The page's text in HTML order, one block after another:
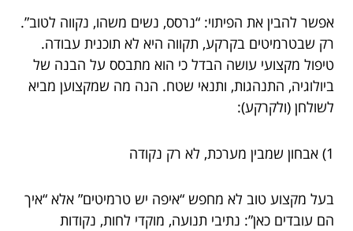
אפשר להבין את הפיתוי: “נרסס, נשים משהו, נקווה לטוב”.
רק שבטרמיטים בקרקע, תקווה היא לא תוכנית עבודה.
טיפול מקצועי עושה הבדל כי הוא מתבסס על הבנה של
ביולוגיה, התנהגות, ותנאי שטח. הנה מה שמקצוען מביא
לשולחן (ולקרקע):
1) אבחון שמבין מערכת, לא רק נקודה
בעל מקצוע טוב לא מחפש “איפה יש טרמיטים” אלא “איך
הם עובדים כאן”: נתיבי תנועה, מוקדי לחות, נקודות